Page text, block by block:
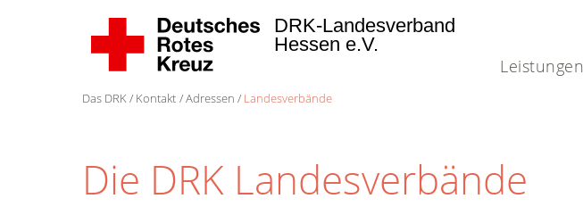
Leistungen
DRK-Landesverband
Hessen e.V.
Das DRK Kontakt Adressen Landesverbände
Die DRK Landesverbände